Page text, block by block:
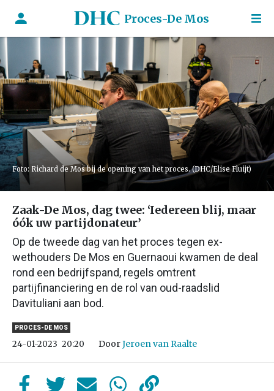
Proces-De Mos
Foto: Richard de Mos bij de opening van het proces. (DHC/Elise Fluijt)
Zaak-De Mos, dag twee: ‘Iedereen blij, maar
óók uw partijdonateur’
Op de tweede dag van het proces tegen ex-
wethouders De Mos en Guernaoui kwamen de deal
rond een bedrijfspand, regels omtrent
partijfinanciering en de rol van oud-raadslid
Davituliani aan bod.
PROCES-DE MOS
24-01-2023 20:20 DoorJeroen van Raalte